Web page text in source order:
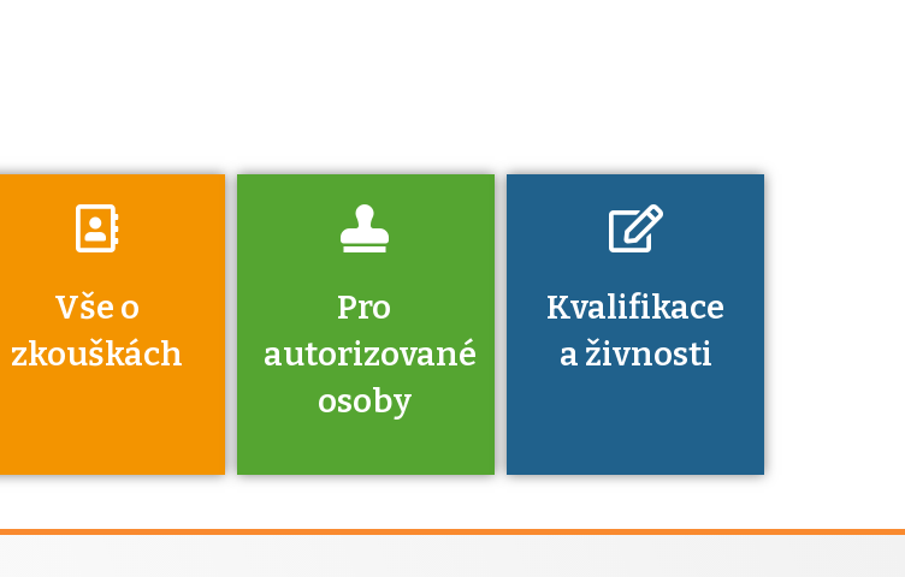
Vše o
zkouškách
Pro
autorizované
osoby
Kvalifikace
a živnosti